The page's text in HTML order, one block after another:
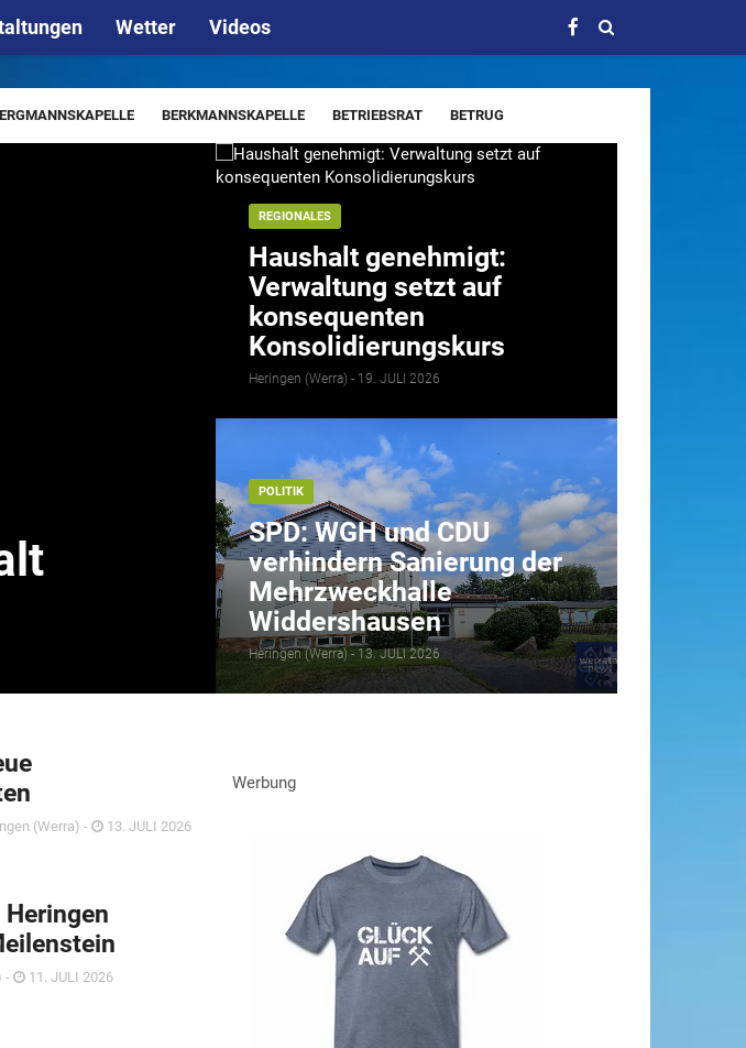
Wetter Videos
BERKMANNSKAPELLE BETRIEBSRAT BETRUG
ENERGIEWENDE FERIEN FEUERWEHR FINANZEN FREIZEIT
KREISJUGENDFEUERWEHR
SICHERHEIT SOMMER SOMMERFERIEN
WETTER WIDDERSHAUSEN WILDUNFALL
REGIONALES
Haushalt genehmigt:
Verwaltung setzt auf
konsequenten
Konsolidierungskurs
Heringen (Werra) - 19. JULI 2026
POLITIK
SPD: WGH und CDU
verhindern Sanierung der
Mehrzweckhalle
Widdershausen
Heringen (Werra) - 13. JULI 2026
(Werra) - 13. JULI 2026
- 11. JULI 2026
Werbung